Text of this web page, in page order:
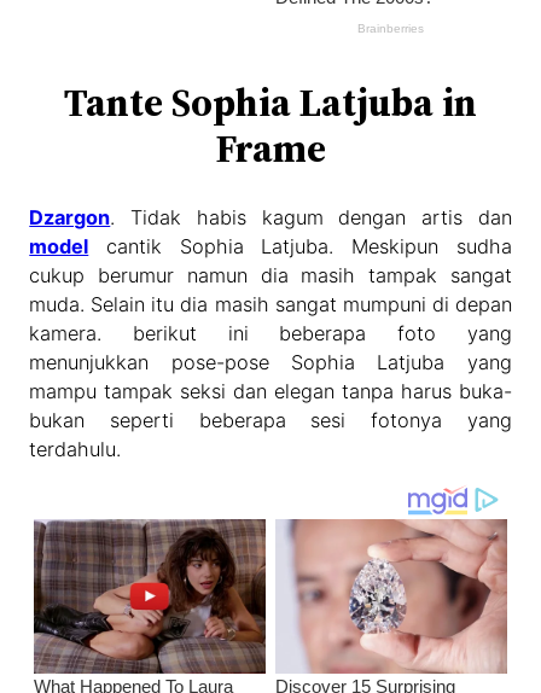
Tante Sophia Latjuba in
Frame
Dzargon. Tidak habis kagum dengan artis dan
model cantik Sophia Latjuba. Meskipun sudha
cukup berumur namun dia masih tampak sangat
muda. Selain itu dia masih sangat mumpuni di depan
kamera. berikut ini beberapa foto yang
menunjukkan pose-pose Sophia Latjuba yang
mampu tampak seksi dan elegan tanpa harus buka-
bukan seperti beberapa sesi fotonya yang
terdahulu.